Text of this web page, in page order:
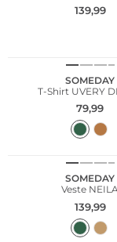
139,99
SOMEDAY
T-Shirt UVERY
79,99
SOMEDAY
Veste
139,99